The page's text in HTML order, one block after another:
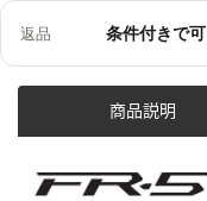
返品 条件付きで可
商品説明